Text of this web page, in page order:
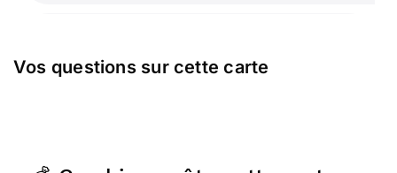
⭐⭐⭐⭐
Le 22/01/2020 : Large Choix, souplesse
Vos questions sur cette carte